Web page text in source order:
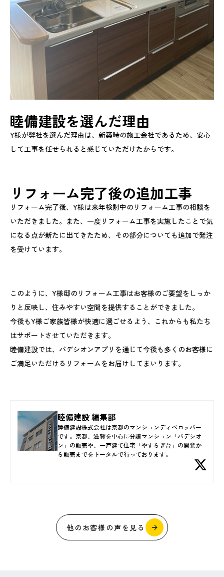
睦備建設を選んだ理由
Y様が弊社を選んだ理由は、新築時の施工会社であるため、安心
して工事を任せられると感じていただけたからです。
リフォーム完了後の追加工事
リフォーム完了後、Y様は来年検討中のリフォーム工事の相談を
いただきました。また、一度リフォーム工事を実施したことで気
になる点が新たに出てきたため、その部分についても追加で発注
を受けています。
このように、Y様邸のリフォーム工事はお客様のご要望をしっか
りと反映し、住みやすい空間を提供することができました。
今後もY様ご家族皆様が快適に過ごせるよう、これからも私たち
はサポートさせていただきます。
睦備建設では、パデシオンアプリを通じて今後も多くのお客様に
ご満足いただけるリフォームをお届けしてまいります。
睦備建設 編集部
睦備建設株式会社は京都のマンションディベロッパー
です。京都、滋賀を中心に分譲マンション「パデシオ
ン」の販売や、一戸建て住宅「やすらぎ台」の開発か
ら販売までをトータルで行っております。
他のお客様の声を見る